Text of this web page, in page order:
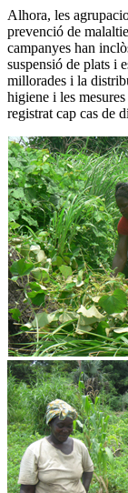
Alhora, les
prevenció de
campanyes han
suspensió de plats i
millorades i la
higiene i les
registrat cap cas de